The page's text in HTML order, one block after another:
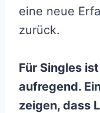
eine neue
zurück.
Für Singles
aufregend.
zeigen, dass